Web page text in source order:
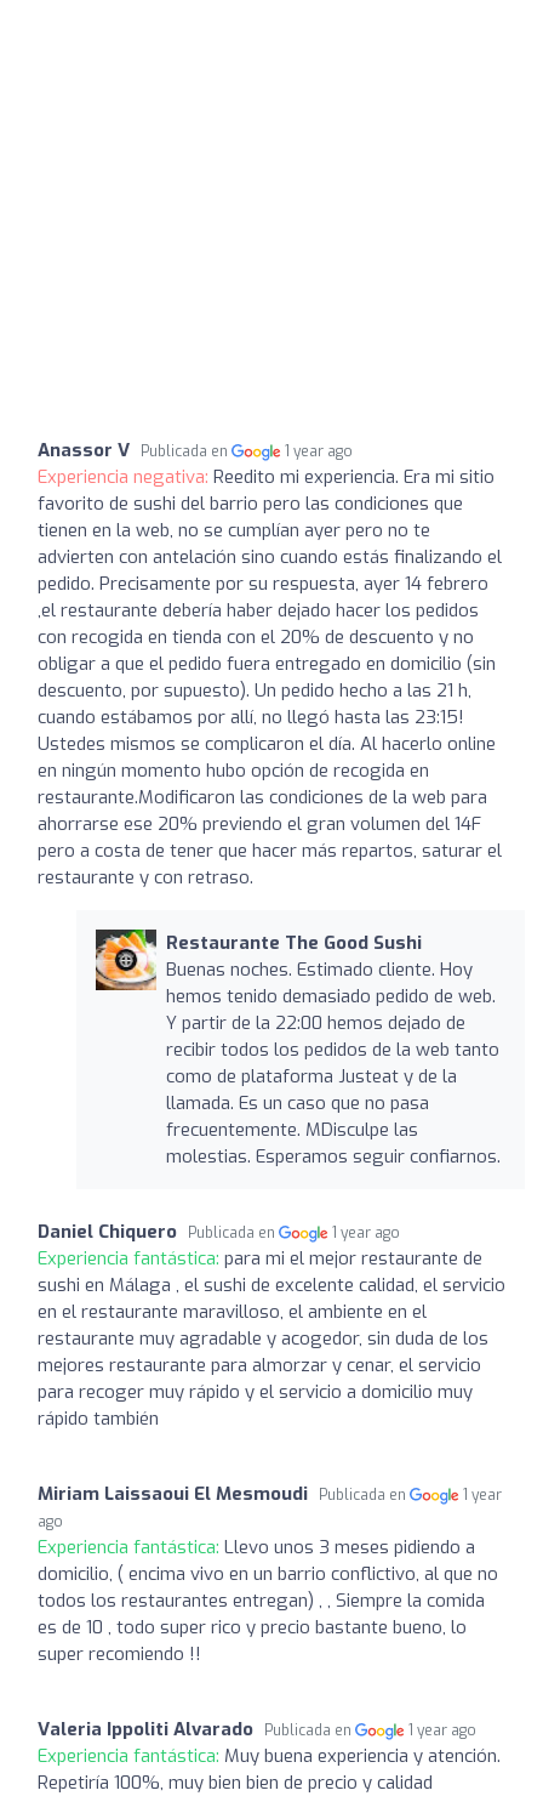
Anassor V Publicada en 1 year ago
Experiencia negativa: Reedito mi experiencia. Era mi sitio
favorito de sushi del barrio pero las condiciones que
tienen en la web, no se cumplían ayer pero no te
advierten con antelación sino cuando estás finalizando el
pedido. Precisamente por su respuesta, ayer 14 febrero
,el restaurante debería haber dejado hacer los pedidos
con recogida en tienda con el 20% de descuento y no
obligar a que el pedido fuera entregado en domicilio (sin
descuento, por supuesto). Un pedido hecho a las 21 h,
cuando estábamos por allí, no llegó hasta las 23:15!
Ustedes mismos se complicaron el día. Al hacerlo online
en ningún momento hubo opción de recogida en
restaurante.Modificaron las condiciones de la web para
ahorrarse ese 20% previendo el gran volumen del 14F
pero a costa de tener que hacer más repartos, saturar el
restaurante y con retraso.
Restaurante The Good Sushi
Buenas noches. Estimado cliente. Hoy
hemos tenido demasiado pedido de web.
Y partir de la 22:00 hemos dejado de
recibir todos los pedidos de la web tanto
como de plataforma Justeat y de la
llamada. Es un caso que no pasa
frecuentemente. MDisculpe las
molestias. Esperamos seguir confiarnos.
Daniel Chiquero Publicada en 1 year ago
Experiencia fantástica: para mi el mejor restaurante de
sushi en Málaga , el sushi de excelente calidad, el servicio
en el restaurante maravilloso, el ambiente en el
restaurante muy agradable y acogedor, sin duda de los
mejores restaurante para almorzar y cenar, el servicio
para recoger muy rápido y el servicio a domicilio muy
rápido también
Miriam Laissaoui El Mesmoudi Publicada en
1 year
ago
Experiencia fantástica: Llevo unos 3 meses pidiendo a
domicilio, ( encima vivo en un barrio conflictivo, al que no
todos los restaurantes entregan) , , Siempre la comida
es de 10 , todo super rico y precio bastante bueno, lo
super recomiendo !!
Valeria Ippoliti Alvarado Publicada en 1 year ago
Experiencia fantástica: Muy buena experiencia y atención.
Repetiría 100%, muy bien bien de precio y calidad